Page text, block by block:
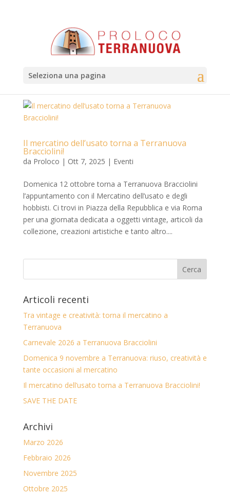
Seleziona una pagina
Il mercatino dell’usato torna a Terranuova
Bracciolini!
da Proloco | Ott 7, 2025 | Eventi
Domenica 12 ottobre torna a Terranuova Bracciolini
l’appuntamento con il Mercatino dell’usato e degli
hobbisti. Ci trovi in Piazza della Repubblica e via Roma
per una giornata dedicata a oggetti vintage, articoli da
collezione, creazioni artistiche e tanto altro....
Articoli recenti
Tra vintage e creatività: torna il mercatino a
Terranuova
Carnevale 2026 a Terranuova Bracciolini
Domenica 9 novembre a Terranuova: riuso, creatività e
tante occasioni al mercatino
Il mercatino dell’usato torna a Terranuova Bracciolini!
SAVE THE DATE
Archivi
Marzo 2026
Febbraio 2026
Novembre 2025
Ottobre 2025